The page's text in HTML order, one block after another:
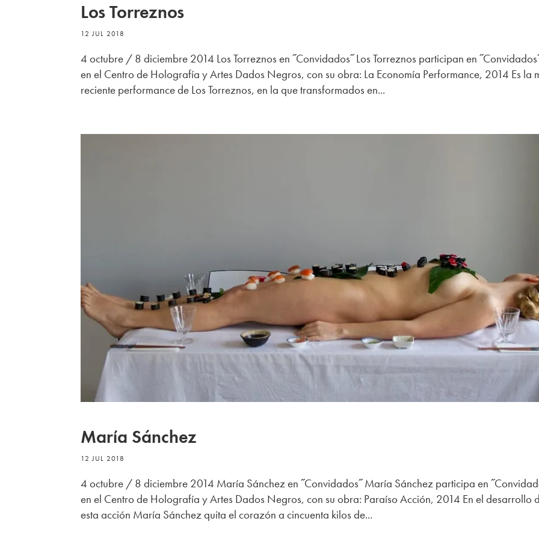
Los Torreznos
12 JUL 2018
4 octubre / 8 diciembre 2014 Los Torreznos en ˝Convidados˝ Los Torreznos participan en
en el Centro de Holografía y Artes Dados Negros, con su obra: La Economía Performance, 2014 Es la
reciente performance de Los Torreznos, en la que transformados en...
María Sánchez
12 JUL 2018
4 octubre / 8 diciembre 2014 María Sánchez en ˝Convidados˝ María Sánchez participa en
en el Centro de Holografía y Artes Dados Negros, con su obra: Paraíso Acción, 2014 En el desarrollo
esta acción María Sánchez quita el corazón a cincuenta kilos de...